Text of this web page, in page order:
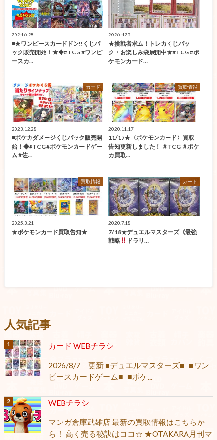
2024.6.28
■★ワンピースカードドン!!くじパ
ック販売開始！★◆#TCG #ワンピ
ースカ…
2026.4.25
★挑戦者求ム！トレカくじパッ
ク・お楽しみ袋展開中★#TCG #ポ
ケモンカード…
カード
2023.12.28
■ポケカダメージくじパック販売開
始！◆#TCG #ポケモンカードゲー
ム #佐…
買取情報
2020.11.17
11/17★〈ポケモンカード〉買取
告知更新しました！ ＃TCG ＃ポケ
カ買取…
買取情報
2025.3.21
★ポケモンカード買取告知★
カード
2020.7.18
7/18★デュエルマスターズ《最強
戦略
ドラリ…
人気記事
カード WEBチラシ
2026/8/7 更新 ■デュエルマスターズ■ ■ワン
ピースカードゲーム■ ■ポケ...
WEBチラシ
マンガ倉庫武雄店 最新の買取情報はこちらか
ら！ 高く売る秘訣はココ☆ ★OTAKARA月刊マ